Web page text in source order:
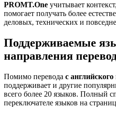
PROMT.One учитывает
помогает получать более
деловых, технических и
Поддерживаемые
направления
Помимо перевода с
поддерживает и другие
всего более 20 языков. Полный
переключателе языков на